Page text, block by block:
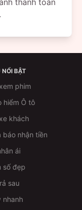
NỔI BẬT
phim
hiểm Ô tô
khách
báo nhận tiền
ái
số đẹp
sau
nhanh